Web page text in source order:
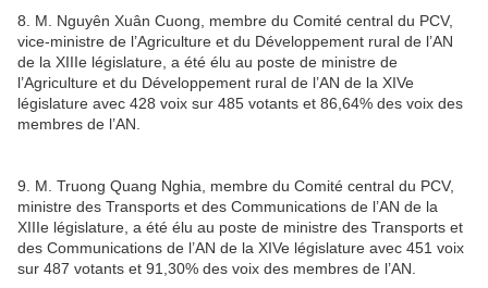
8. M. Nguyên Xuân Cuong, membre du Comité central du PCV,
vice-ministre de l’Agriculture et du Développement rural de l’AN
de la XIIIe législature, a été élu au poste de ministre de
l’Agriculture et du Développement rural de l’AN de la XIVe
législature avec 428 voix sur 485 votants et 86,64% des voix des
membres de l’AN.
9. M. Truong Quang Nghia, membre du Comité central du PCV,
ministre des Transports et des Communications de l’AN de la
XIIIe législature, a été élu au poste de ministre des Transports et
des Communications de l’AN de la XIVe législature avec 451 voix
sur 487 votants et 91,30% des voix des membres de l’AN.